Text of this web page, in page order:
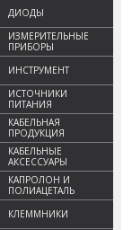
ДИОДЫ
ИЗМЕРИТЕЛЬНЫЕ
ПРИБОРЫ
ИНСТРУМЕНТ
ИСТОЧНИКИ
ПИТАНИЯ
КАБЕЛЬНАЯ
ПРОДУКЦИЯ
КАБЕЛЬНЫЕ
АКСЕССУАРЫ
КАПРОЛОН И
ПОЛИАЦЕТАЛЬ
КЛЕММНИКИ